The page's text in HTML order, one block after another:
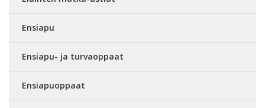
Ensiapu
Ensiapu- ja turvaoppaat
Ensiapuoppaat